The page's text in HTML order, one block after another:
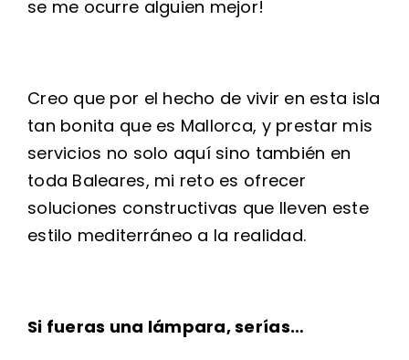
se me ocurre alguien mejor!
Creo que por el hecho de vivir en esta isla
tan bonita que es Mallorca, y prestar mis
servicios no solo aquí sino también en
toda Baleares, mi reto es ofrecer
soluciones constructivas que lleven este
estilo mediterráneo a la realidad.
Si fueras una lámpara, serías…